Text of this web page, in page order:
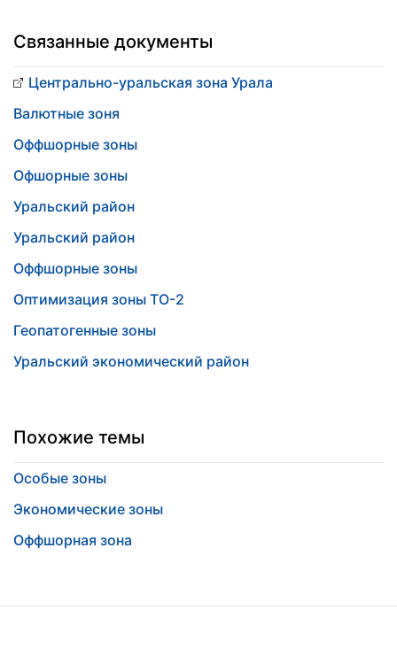
Связанные документы
Центрально-уральская зона Урала
Валютные зоня
Оффшорные зоны
Офшорные зоны
Уральский район
Уральский район
Оффшорные зоны
Оптимизация зоны ТО-2
Геопатогенные зоны
Уральский экономический район
Похожие темы
Особые зоны
Экономические зоны
Оффшорная зона